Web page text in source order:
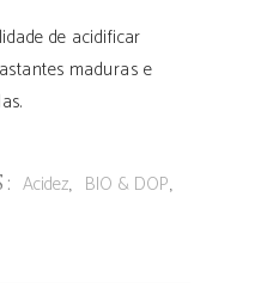
de acidificar
maduras e
Acidez, BIO & DOP,